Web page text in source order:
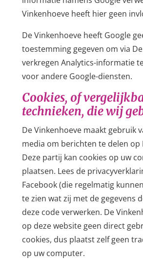
Vinkenhoeve heeft hier geen
De Vinkenhoeve heeft Google
toestemming gegeven om via
verkregen Analytics-informatie
voor andere Google-diensten.
Cookies, of
technieken, die wij
De Vinkenhoeve maakt gebruik
media om berichten te delen op
Deze partij kan cookies op uw
plaatsen. Lees de
Facebook (die regelmatig
te zien wat zij met de gegevens
deze code verwerken. De
op deze website geen direct
cookies, dus plaatst zelf geen
op uw computer.